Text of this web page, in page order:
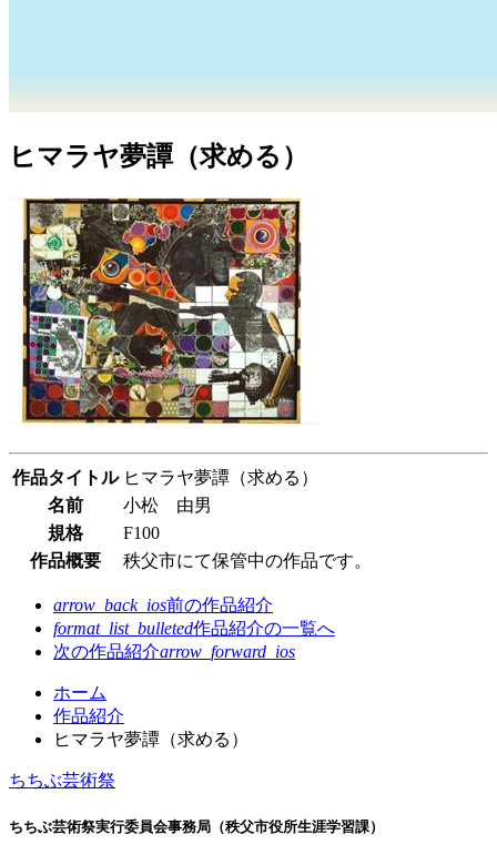
ヒマラヤ夢譚（求める）
作品タイトル ヒマラヤ夢譚（求める）
名前
小松 由男
規格
F100
作品概要
秩父市にて保管中の作品です。
arrow_back_ios前の作品紹介
format_list_bulleted作品紹介の一覧へ
次の作品紹介arrow_forward_ios
ツ
文
先
へ
ホーム
作品紹介
ヒマラヤ夢譚（求める）
ちちぶ芸術祭
ちちぶ芸術祭実行委員会事務局（秩父市役所生涯学習課）